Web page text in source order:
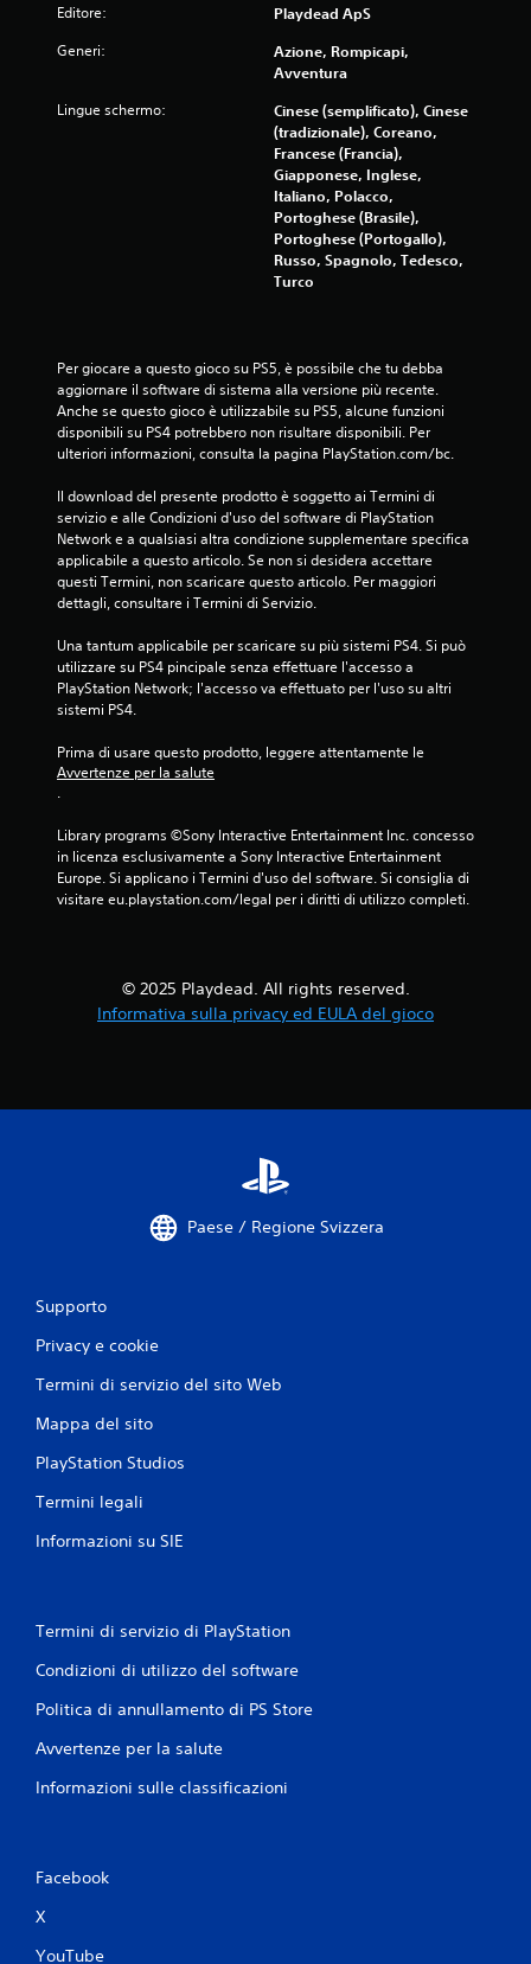
8
s
e
l
e
s
u
c
i
n
5
5
0
a
Editore: Playdead ApS
Generi:
Azione, Rompicapi,
Avventura
Lingue schermo:
Cinese (semplificato), Cinese
(tradizionale), Coreano,
Francese (Francia),
Giapponese, Inglese,
Italiano, Polacco,
Portoghese (Brasile),
Portoghese (Portogallo),
Russo, Spagnolo, Tedesco,
Turco
Per giocare a questo gioco su PS5, è possibile che tu debba
aggiornare il software di sistema alla versione più recente.
Anche se questo gioco è utilizzabile su PS5, alcune funzioni
disponibili su PS4 potrebbero non risultare disponibili. Per
ulteriori informazioni, consulta la pagina PlayStation.com/bc.
Il download del presente prodotto è soggetto ai Termini di
servizio e alle Condizioni d'uso del software di PlayStation
Network e a qualsiasi altra condizione supplementare specifica
applicabile a questo articolo. Se non si desidera accettare
questi Termini, non scaricare questo articolo. Per maggiori
dettagli, consultare i Termini di Servizio.
Una tantum applicabile per scaricare su più sistemi PS4. Si può
utilizzare su PS4 pincipale senza effettuare l'accesso a
PlayStation Network; l'accesso va effettuato per l'uso su altri
sistemi PS4.
Prima di usare questo prodotto, leggere attentamente le
Avvertenze per la salute
.
Library programs ©Sony Interactive Entertainment Inc. concesso
in licenza esclusivamente a Sony Interactive Entertainment
Europe. Si applicano i Termini d'uso del software. Si consiglia di
visitare eu.playstation.com/legal per i diritti di utilizzo completi.
© 2025 Playdead. All rights reserved.
Informativa sulla privacy ed EULA del gioco
Paese / Regione Svizzera
Supporto
Privacy e cookie
Termini di servizio del sito Web
Mappa del sito
PlayStation Studios
Termini legali
Informazioni su SIE
Termini di servizio di PlayStation
Condizioni di utilizzo del software
Politica di annullamento di PS Store
Avvertenze per la salute
Informazioni sulle classificazioni
Facebook
X
YouTube